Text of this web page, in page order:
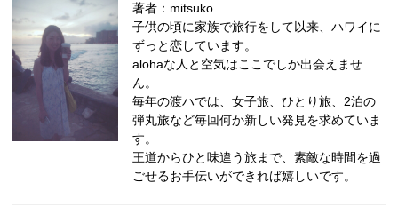
著者：mitsuko
子供の頃に家族で旅行をして以来、ハワイに
ずっと恋しています。
alohaな人と空気はここでしか出会えませ
ん。
毎年の渡ハでは、女子旅、ひとり旅、2泊の
弾丸旅など毎回何か新しい発見を求めていま
す。
王道からひと味違う旅まで、素敵な時間を過
ごせるお手伝いができれば嬉しいです。